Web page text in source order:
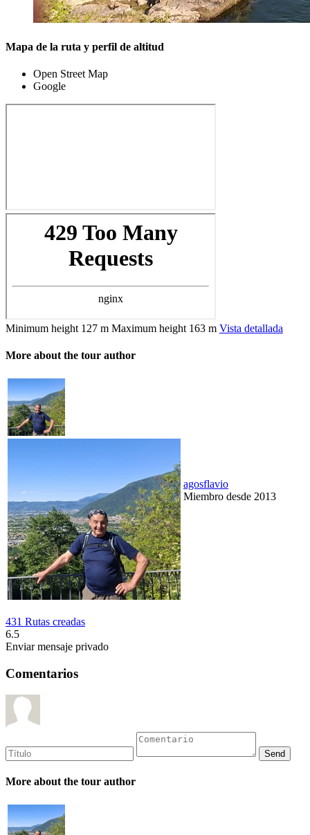
Mapa de la ruta y perfil de altitud
Open Street Map
Google
Minimum height 127 m Maximum height 163 m Vista detallada
More about the tour author
agosflavio
Miembro desde 2013
431 Rutas creadas
6.5
Enviar mensaje privado
Comentarios
More about the tour author